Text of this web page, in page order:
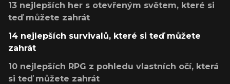
13 nejlepších her s otevřeným světem, které si
teď můžete zahrát
14 nejlepších survivalů, které si teď můžete
zahrát
10 nejlepších RPG z pohledu vlastních očí, která
si teď můžete zahrát